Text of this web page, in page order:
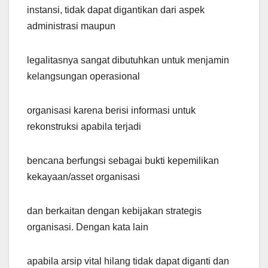
instansi, tidak dapat digantikan dari aspek
administrasi maupun
legalitasnya sangat dibutuhkan untuk menjamin
kelangsungan operasional
organisasi karena berisi informasi untuk
rekonstruksi apabila terjadi
bencana berfungsi sebagai bukti kepemilikan
kekayaan/asset organisasi
dan berkaitan dengan kebijakan strategis
organisasi. Dengan kata lain
apabila arsip vital hilang tidak dapat diganti dan